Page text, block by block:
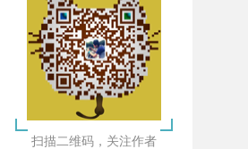
扫描二维码，关注作者